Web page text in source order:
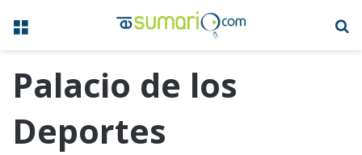
Menú
Palacio de los
Deportes